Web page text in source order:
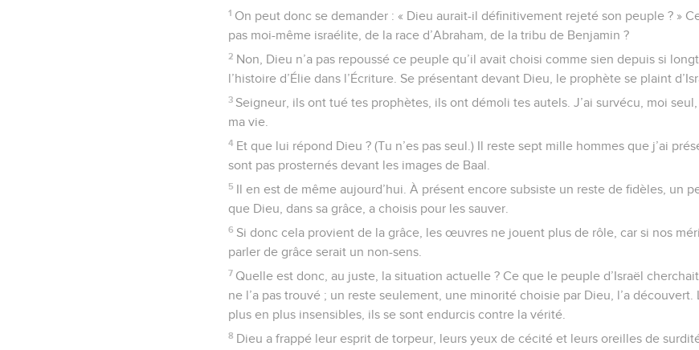
1 On peut donc se demander : « Dieu aurait-il définitivement rejeté son peuple ? »
pas moi-même israélite, de la race d’Abraham, de la tribu de Benjamin ?
2 Non, Dieu n’a pas repoussé ce peuple qu’il avait choisi comme sien depuis si
l’histoire d’Élie dans l’Écriture. Se présentant devant Dieu, le prophète se plaint
3 Seigneur, ils ont tué tes prophètes, ils ont démoli tes autels. J’ai survécu, moi
ma vie.
4 Et que lui répond Dieu ? (Tu n’es pas seul.) Il reste sept mille hommes que j’ai
sont pas prosternés devant les images de Baal.
5 Il en est de même aujourd’hui. À présent encore subsiste un reste de fidèles, un
que Dieu, dans sa grâce, a choisis pour les sauver.
6 Si donc cela provient de la grâce, les œuvres ne jouent plus de rôle, car si nos
parler de grâce serait un non-sens.
7 Quelle est donc, au juste, la situation actuelle ? Ce que le peuple d’Israël
ne l’a pas trouvé ; un reste seulement, une minorité choisie par Dieu, l’a
plus en plus insensibles, ils se sont endurcis contre la vérité.
8 Dieu a frappé leur esprit de torpeur, leurs yeux de cécité et leurs oreilles de